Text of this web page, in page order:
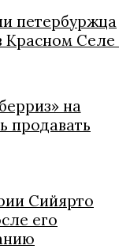
петербуржца
Красном Селе
на
продавать
Сийярто
его